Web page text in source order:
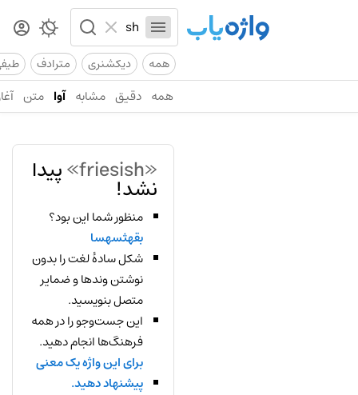
همه دیکشنری مترادف
همه دقیق مشابه آوا متن
«friesish» پیدا
نشد!
منظور شما این بود؟
بقهثسهسا
شکل سادهٔ لغت را بدون
نوشتن وندها و ضمایر
متصل بنویسید.
این جست‌وجو را در همه
فرهنگ‌ها انجام دهید.
برای این واژه یک معنی
پیشنهاد دهید.